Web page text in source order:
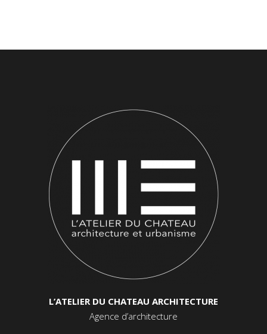
L’ATELIER DU CHATEAU ARCHITECTURE
Agence d’architecture